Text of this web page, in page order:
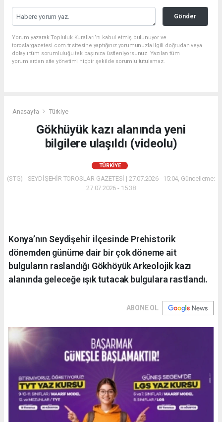
Gönder
Yorum yazarak Topluluk Kuralları’nı kabul etmiş bulunuyor ve
toroslargazetesi.com.tr sitesine yaptığınız yorumunuzla ilgili doğrudan veya
dolaylı tüm sorumluluğu tek başınıza üstleniyorsunuz. Yazılan tüm
yorumlardan site yönetimi hiçbir şekilde sorumlu tutulamaz.
Anasayfa Türkiye
Gökhüyük kazı alanında yeni
bilgilere ulaşıldı (videolu)
TÜRKIYE
(STG) - SEYDİŞEHİR TOROSLAR GAZETESİ | 27.07.2026 - 15:04, Güncelleme:
27.07.2026 - 15:38
Konya’nın Seydişehir ilçesinde Prehistorik
dönemden günüme dair bir çok döneme ait
bulguların raslandığı Gökhöyük Arkeolojik kazı
alanında geleceğe ışık tutacak bulgulara rastlandı.
ABONE OL